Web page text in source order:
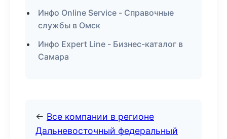
Инфо Online Service - Справочные
службы в Омск
Инфо Expert Line - Бизнес-каталог в
Самара
← Все компании в регионе
Дальневосточный федеральный